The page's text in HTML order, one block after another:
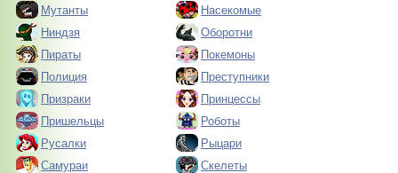
Мутанты
Насекомые
Ниндзя
Оборотни
Пираты
Покемоны
Полиция
Преступники
Призраки
Принцессы
Пришельцы
Роботы
Русалки
Рыцари
Самураи
Скелеты